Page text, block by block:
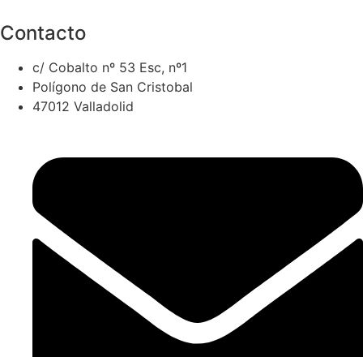
Contacto
c/ Cobalto nº 53 Esc, nº1
Polígono de San Cristobal
47012 Valladolid